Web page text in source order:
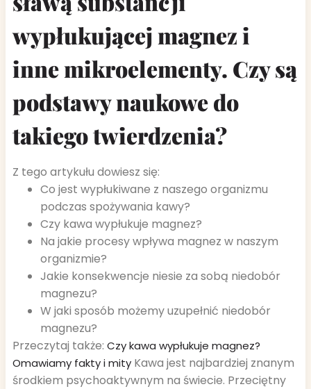
wypłukującej magnez i
inne mikroelementy. Czy są
podstawy naukowe do
takiego twierdzenia?
Z tego artykułu dowiesz się:
Co jest wypłukiwane z naszego organizmu
podczas spożywania kawy?
Czy kawa wypłukuje magnez?
Na jakie procesy wpływa magnez w naszym
organizmie?
Jakie konsekwencje niesie za sobą niedobór
magnezu?
W jaki sposób możemy uzupełnić niedobór
magnezu?
Przeczytaj także: Czy kawa wypłukuje magnez?
Omawiamy fakty i mity Kawa jest najbardziej znanym
środkiem psychoaktywnym na świecie. Przeciętny